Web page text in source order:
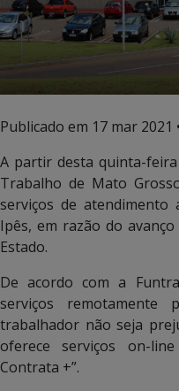
Publicado em 17 mar 2021
A partir desta quinta-
Trabalho de Mato
serviços de atendimento
Ipês, em razão do
Estado.
De acordo com a
serviços
trabalhador não seja
oferece serviços on-
Contrata +”.